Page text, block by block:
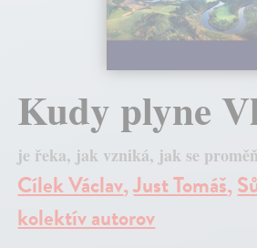
Kudy plyne
je řeka, jak vzniká, jak se
Cílek Václav,Just Tomáš,
kolektív autorov